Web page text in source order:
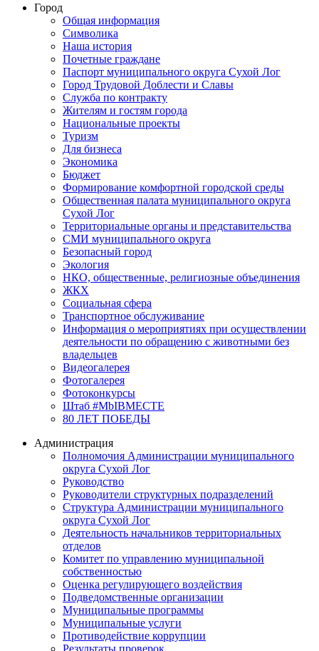
Город
Общая информация
Символика
Наша история
Почетные граждане
Паспорт муниципального округа Сухой Лог
Город Трудовой Доблести и Славы
Служба по контракту
Жителям и гостям города
Национальные проекты
Туризм
Для бизнеса
Экономика
Бюджет
Формирование комфортной городской среды
Общественная палата муниципального округа
Сухой Лог
Территориальные органы и представительства
СМИ муниципального округа
Безопасный город
Экология
НКО, общественные, религиозные объединения
ЖКХ
Социальная сфера
Транспортное обслуживание
Информация о мероприятиях при осуществлении
деятельности по обращению с животными без
владельцев
Видеогалерея
Фотогалерея
Фотоконкурсы
Штаб #MbIBMECTE
80 ЛЕТ ПОБЕДЫ
Администрация
Полномочия Администрации муниципального
округа Сухой Лог
Руководство
Руководители структурных подразделений
Структура Администрации муниципального
округа Сухой Лог
Деятельность начальников территориальных
отделов
Комитет по управлению муниципальной
собственностью
Оценка регулирующего воздействия
Подведомственные организации
Муниципальные программы
Муниципальные услуги
Противодействие коррупции
Результаты проверок